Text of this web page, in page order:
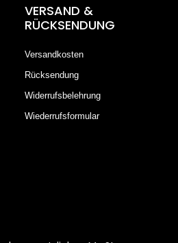
VERSAND &
RÜCKSENDUNG
Versandkosten
Rücksendung
Widerrufsbelehrung
Wiederrufsformular